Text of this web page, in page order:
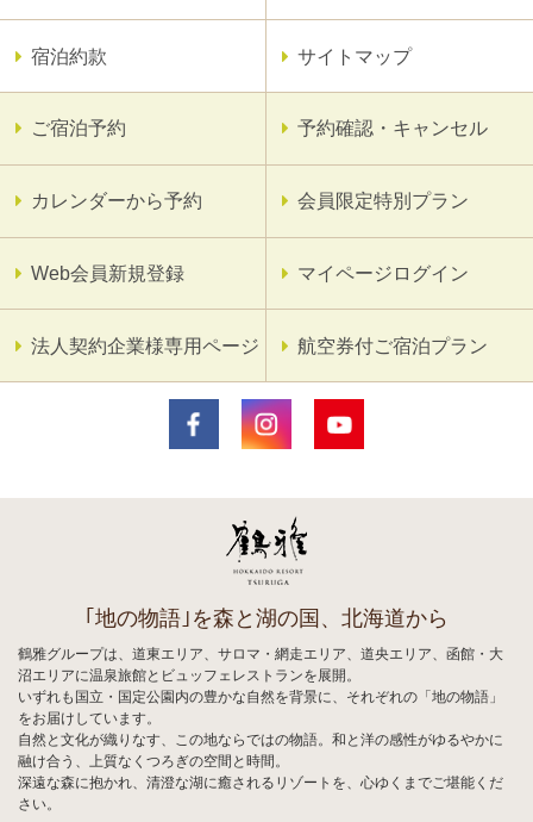
宿泊約款 サイトマップ
ご宿泊予約 予約確認・キャンセル
カレンダーから予約 会員限定特別プラン
Web会員新規登録 マイページログイン
法人契約企業様専用ページ 航空券付ご宿泊プラン
｢地の物語｣を森と湖の国、北海道から
鶴雅グループは、道東エリア、サロマ・網走エリア、道央エリア、函館・大
沼エリアに温泉旅館とビュッフェレストランを展開。
いずれも国立・国定公園内の豊かな自然を背景に、それぞれの「地の物語」
をお届けしています。
自然と文化が織りなす、この地ならではの物語。和と洋の感性がゆるやかに
融け合う、上質なくつろぎの空間と時間。
深遠な森に抱かれ、清澄な湖に癒されるリゾートを、心ゆくまでご堪能くだ
さい。